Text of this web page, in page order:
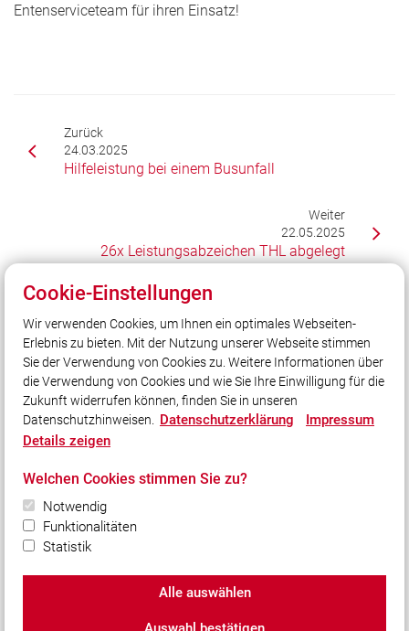
Entenserviceteam für ihren Einsatz!
Zurück
24.03.2025
Hilfeleistung bei einem Busunfall
Weiter
22.05.2025
26x Leistungsabzeichen THL abgelegt
Unser Leitsatz
Cool genug…
…für ein heißes Hobby?
Social Media
Bleiben Sie mit uns in Kontakt und vernetzen Sie sich
mit uns!
© 2026 Freiwillige Feuerwehr Puchheim-Bahnhof
Cookie-Einstellungen
Wir verwenden Cookies, um Ihnen ein optimales Webseiten-
Erlebnis zu bieten. Mit der Nutzung unserer Webseite stimmen
Sie der Verwendung von Cookies zu. Weitere Informationen über
die Verwendung von Cookies und wie Sie Ihre Einwilligung für die
Zukunft widerrufen können, finden Sie in unseren
Datenschutzhinweisen. Datenschutzerklärung
Impressum
Details zeigen
Welchen Cookies stimmen Sie zu?
Notwendig
Funktionalitäten
Statistik
Alle auswählen